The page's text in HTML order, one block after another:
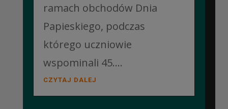
ramach obchodów Dnia
Papieskiego, podczas
którego uczniowie
wspominali 45....
CZYTAJ DALEJ